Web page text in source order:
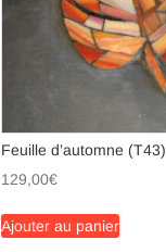
Feuille d’automne (T43)
129,00€
Ajouter au panier